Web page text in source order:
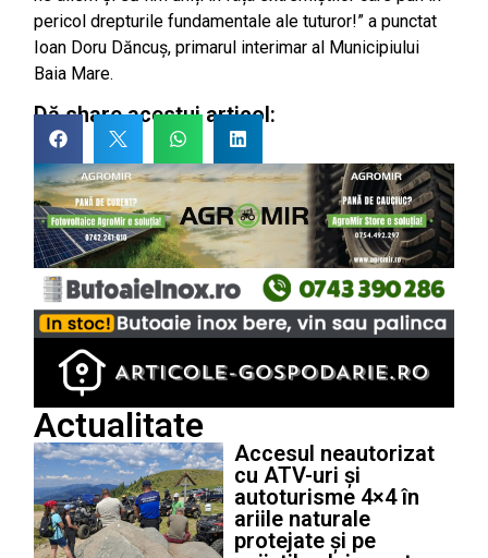
pericol drepturile fundamentale ale tuturor!” a punctat
Ioan Doru Dăncuș, primarul interimar al Municipiului
Baia Mare.
Dă share acestui articol:
Actualitate
Accesul neautorizat
cu ATV-uri și
autoturisme 4×4 în
ariile naturale
protejate și pe